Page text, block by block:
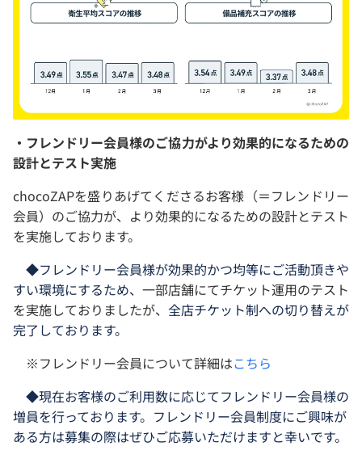
・フレンドリー会員様のご協力がより効果的になるための
設計とテスト実施
chocoZAPを盛りあげてくださるお客様（＝フレンドリー
会員）のご協力が、より効果的になるための設計とテスト
を実施しております。
◆フレンドリー会員様が効果的かつ均等にご活動頂きや
すい環境にするため、 一部店舗にてチケット運用のテスト
を実施しておりましたが、全店チケット制への切り替えが
完了しております。
※フレンドリー会員について詳細はこちら
◆現在お客様のご利用数に応じてフレンドリー会員様の
増員を行っております。フレンドリー会員制度にご興味が
ある方は募集の際はぜひご応募いただけますと幸いです。